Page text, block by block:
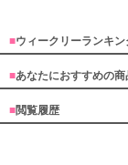
■ウィークリーランキン
■あなたにおすすめの商
■閲覧履歴